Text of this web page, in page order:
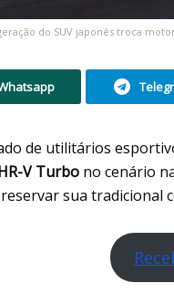
do SUV japonês troca
de utilitários
V Turbo no cenário
sua tradicional